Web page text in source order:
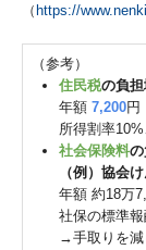
（ https://
（参考）
住民税の負担
年額 7,200
所得割率
社会保険料の
（例）協会
年額 約18万
社保の標準
→手取りを